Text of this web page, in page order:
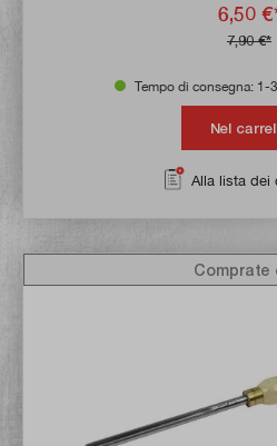
6,50
7,90 €*
Tempo di consegna: 1-
Nel
Alla lista dei
Comprate